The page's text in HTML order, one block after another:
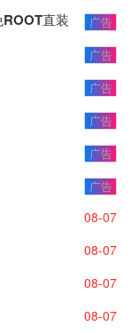
直装 广告
广告
广告
广告
广告
广告
08-07
08-07
08-07
08-07